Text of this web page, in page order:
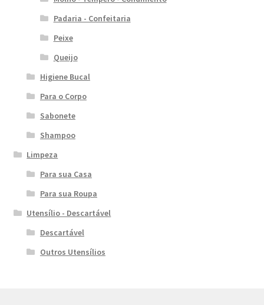
Padaria - Confeitaria
Peixe
Queijo
Higiene Bucal
Para o Corpo
Sabonete
Shampoo
Limpeza
Para sua Casa
Para sua Roupa
Utensílio - Descartável
Descartável
Outros Utensílios